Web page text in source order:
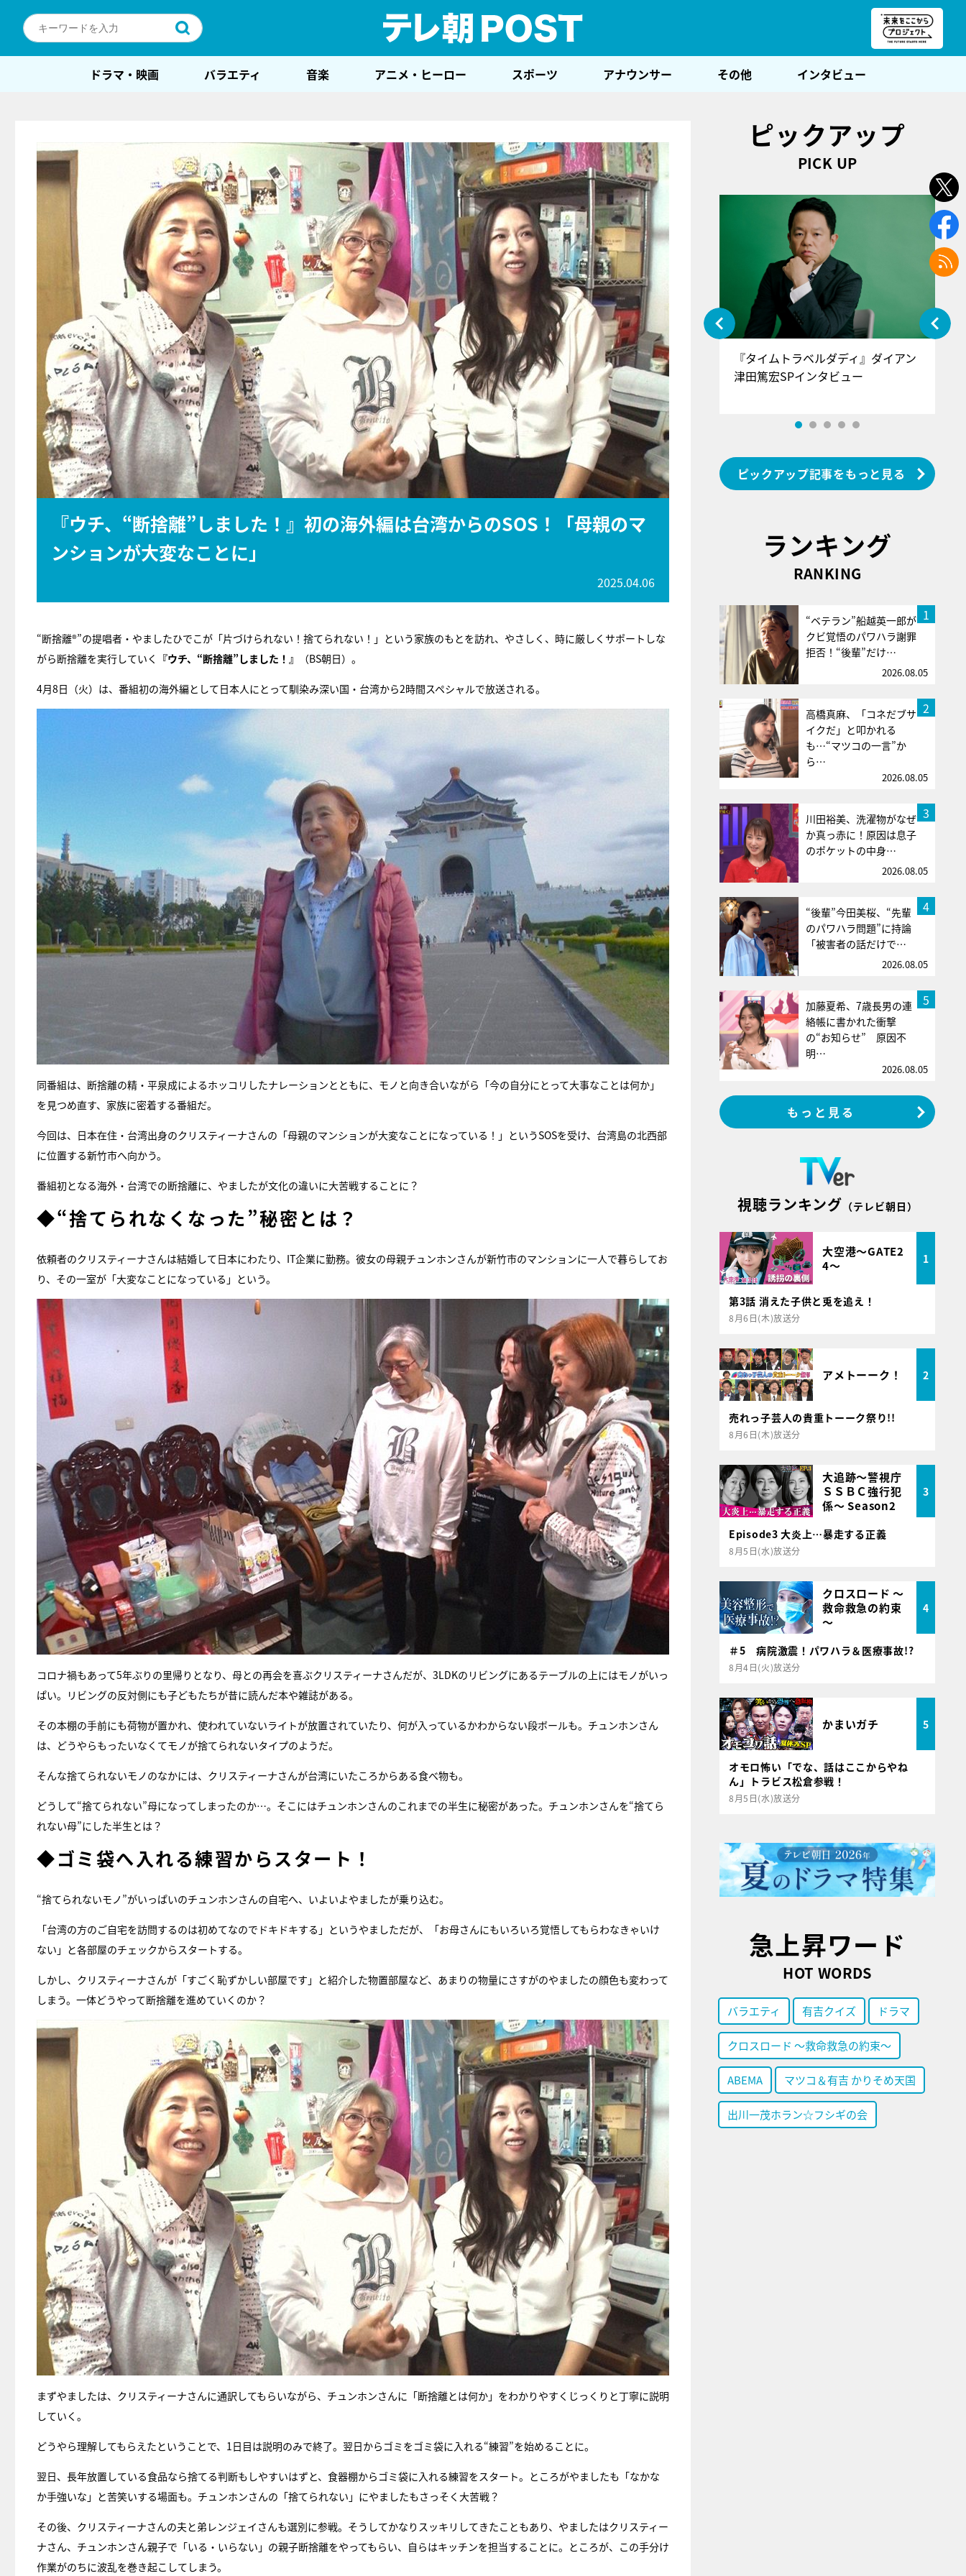
ドラマ・映画 バラエティ 音楽 アニメ・ヒーロー スポーツ アナウンサー その他 インタビュー
『ウチ、“断捨離”しました！』初の海外編は台湾からのSOS！「母親のマ
ンションが大変なことに」
2025.04.06
“断捨離®”の提唱者・やましたひでこが「片づけられない！捨てられない！」という家族のもとを訪れ、やさしく、時に厳しくサポートしな
がら断捨離を実行していく 『ウチ、“断捨離”しました！』 （BS朝日）。
4月8日（火）は、番組初の海外編として日本人にとって馴染み深い国・台湾から2時間スペシャルで放送される。
同番組は、断捨離の精・平泉成によるホッコリしたナレーションとともに、モノと向き合いながら「今の自分にとって大事なことは何か」
を見つめ直す、家族に密着する番組だ。
今回は、日本在住・台湾出身のクリスティーナさんの「母親のマンションが大変なことになっている！」というSOSを受け、台湾島の北西部
に位置する新竹市へ向かう。
番組初となる海外・台湾での断捨離に、やましたが文化の違いに大苦戦することに？
◆“捨てられなくなった”秘密とは？
依頼者のクリスティーナさんは結婚して日本にわたり、IT企業に勤務。彼女の母親チュンホンさんが新竹市のマンションに一人で暮らしてお
り、その一室が「大変なことになっている」という。
コロナ禍もあって5年ぶりの里帰りとなり、母との再会を喜ぶクリスティーナさんだが、3LDKのリビングにあるテーブルの上にはモノがいっ
ぱい。リビングの反対側にも子どもたちが昔に読んだ本や雑誌がある。
その本棚の手前にも荷物が置かれ、使われていないライトが放置されていたり、何が入っているかわからない段ボールも。チュンホンさん
は、どうやらもったいなくてモノが捨てられないタイプのようだ。
そんな捨てられないモノのなかには、クリスティーナさんが台湾にいたころからある食べ物も。
どうして“捨てられない”母になってしまったのか…。そこにはチュンホンさんのこれまでの半生に秘密があった。チュンホンさんを“捨てら
れない母”にした半生とは？
◆ゴミ袋へ入れる練習からスタート！
“捨てられないモノ”がいっぱいのチュンホンさんの自宅へ、いよいよやましたが乗り込む。
「台湾の方のご自宅を訪問するのは初めてなのでドキドキする」というやましただが、「お母さんにもいろいろ覚悟してもらわなきゃいけ
ない」と各部屋のチェックからスタートする。
しかし、クリスティーナさんが「すごく恥ずかしい部屋です」と紹介した物置部屋など、あまりの物量にさすがのやましたの顔色も変わって
しまう。一体どうやって断捨離を進めていくのか？
まずやましたは、クリスティーナさんに通訳してもらいながら、チュンホンさんに「断捨離とは何か」をわかりやすくじっくりと丁寧に説明
していく。
どうやら理解してもらえたということで、1日目は説明のみで終了。翌日からゴミをゴミ袋に入れる“練習”を始めることに。
翌日、長年放置している食品なら捨てる判断もしやすいはずと、食器棚からゴミ袋に入れる練習をスタート。ところがやましたも「なかな
か手強いな」と苦笑いする場面も。チュンホンさんの「捨てられない」にやましたもさっそく大苦戦？
その後、クリスティーナさんの夫と弟レンジェイさんも選別に参戦。そうしてかなりスッキリしてきたこともあり、やましたはクリスティー
ナさん、チュンホンさん親子で「いる・いらない」の親子断捨離をやってもらい、自らはキッチンを担当することに。ところが、この手分け
作業がのちに波乱を巻き起こしてしまう。
ピックアップ
PICK UP
『アイ＝ラブ！げーみんぐ』＝LOV
E齋藤樹愛羅＆佐々木舞香SPインタ
ビュー
『タイムトラベルダディ』ダイアン
津田篤宏SPインタビュー
ピックアップ記事をもっと見る
ランキング
RANKING
1
“ベテラン”船越英一郎が
クビ覚悟のパワハラ謝罪
拒否！“後輩”だけ…
2026.08.05
2
高橋真麻、「コネだブサ
イクだ」と叩かれる
も…“マツコの一言”か
ら…
2026.08.05
3
川田裕美、洗濯物がなぜ
か真っ赤に！原因は息子
のポケットの中身…
2026.08.05
4
“後輩”今田美桜、“先輩
のパワハラ問題”に持論
「被害者の話だけで…
2026.08.05
5
加藤夏希、7歳長男の連
絡帳に書かれた衝撃
の“お知らせ” 原因不
明…
2026.08.05
もっと見る
視聴ランキング （テレビ朝日）
大空港～GATE2
4～
1
第3話 消えた子供と兎を追え！
8月6日(木)放送分
アメトーーク！ 2
売れっ子芸人の貴重トーーク祭り!!
8月6日(木)放送分
大追跡～警視庁
ＳＳＢＣ強行犯
係～ Season2
3
Episode3 大炎上…暴走する正義
8月5日(水)放送分
クロスロード ～
救命救急の約束
～
4
＃5 病院激震！パワハラ＆医療事故!?
8月4日(火)放送分
かまいガチ 5
オモロ怖い「でな、話はここからやね
ん」トラビス松倉参戦！
8月5日(水)放送分
急上昇ワード
HOT WORDS
バラエティ 有吉クイズ ドラマ
クロスロード ～救命救急の約束～
ABEMA マツコ＆有吉 かりそめ天国
出川一茂ホラン☆フシギの会